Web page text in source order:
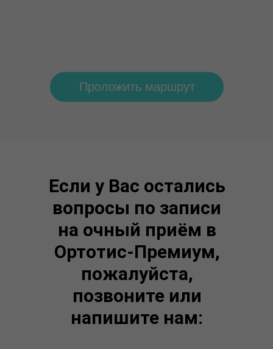
Проложить маршрут
Если у Вас остались
вопросы по записи
на очный приём в
Ортотис-Премиум,
пожалуйста,
позвоните или
напишите нам: